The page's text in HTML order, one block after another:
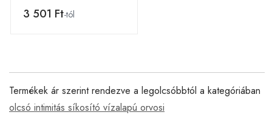
3 501 Ft-tól
Termékek ár szerint rendezve a legolcsóbbtól a kategóriában
olcsó intimitás síkosító vízalapú orvosi